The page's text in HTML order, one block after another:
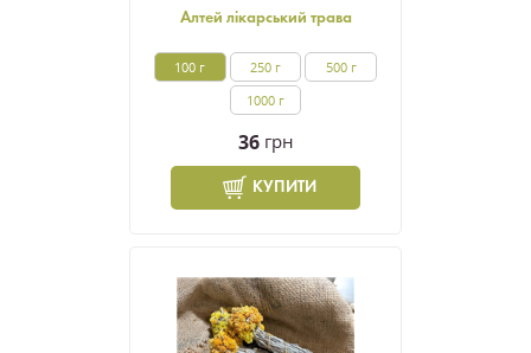
Алтей лікарський трава
100 г 250 г
500 г
1000 г
36 грн
КУПИТИ